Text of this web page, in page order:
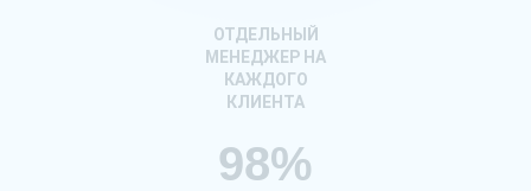
ОТДЕЛЬНЫЙ
МЕНЕДЖЕР НА
КАЖДОГО
КЛИЕНТА
98%